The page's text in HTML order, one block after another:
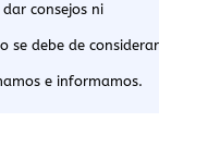
consejos ni
se debe de considerar
e informamos.